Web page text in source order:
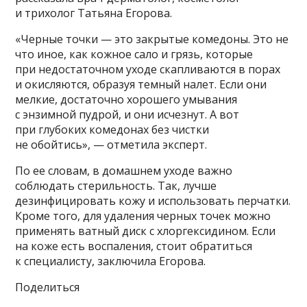
и трихолог Татьяна Егорова.
«Черные точки — это закрытые комедоны. Это не
что иное, как кожное сало и грязь, которые
при недостаточном уходе скапливаются в порах
и окисляются, образуя темный налет. Если они
мелкие, достаточно хорошего умывания
с энзимной пудрой, и они исчезнут. А вот
при глубоких комедонах без чистки
не обойтись», — отметила эксперт.
По ее словам, в домашнем уходе важно
соблюдать стерильность. Так, лучше
дезинфицировать кожу и использовать перчатки.
Кроме того, для удаления черных точек можно
применять ватный диск с хлоргексидином. Если
на коже есть воспаления, стоит обратиться
к специалисту, заключила Егорова.
Поделиться